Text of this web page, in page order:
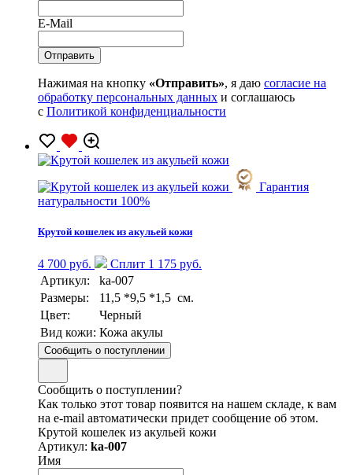
E-Mail
Нажимая на кнопку «Отправить», я даю согласие на
обработку персональных данных и соглашаюсь
с Политикой конфиденциальности
Гарантия
натуральности 100%
Крутой кошелек из акульей кожи
4 700 руб.
Сплит 1 175 руб.
Артикул:
ka-007
Размеры:
11,5 *9,5 *1,5 см.
Цвет:
Черный
Вид кожи: Кожа акулы
Сообщить о поступлении
Сообщить о поступлении?
Как только этот товар появится на нашем складе, к вам
на e-mail автоматически придет сообщение об этом.
Крутой кошелек из акульей кожи
Артикул: ka-007
Имя